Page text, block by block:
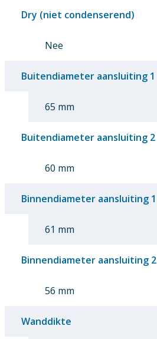
Dry (niet condenserend)
Nee
Buitendiameter aansluiting 1
65 mm
Buitendiameter aansluiting 2
60 mm
Binnendiameter aansluiting 1
61 mm
Binnendiameter aansluiting 2
56 mm
Wanddikte